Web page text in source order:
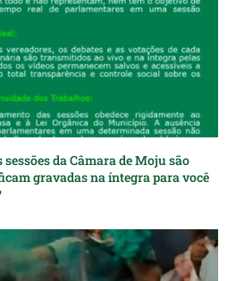
sessões da Câmara de Moju são
gravadas na íntegra para você